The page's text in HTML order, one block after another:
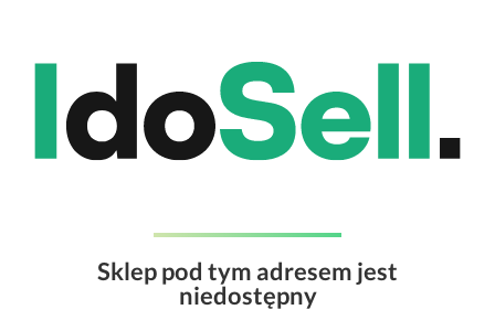
Sklep pod tym adresem jest
niedostępny